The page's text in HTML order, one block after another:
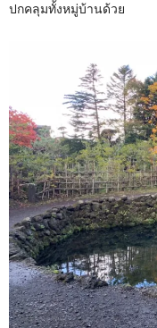
ปกคลุมทั้งหมู่บ้านด้วย